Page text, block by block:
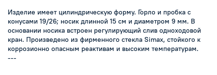
Изделие имеет цилиндрическую форму. Горло и пробка с
конусами 19/26; носик длинной 15 см и диаметром 9 мм. В
основании носика встроен регулирующий слив одноходовой
кран. Произведено из фирменного стекла Simax, стойкого к
коррозионно опасным реактивам и высоким температурам.
---